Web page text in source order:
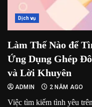
Dịch vụ
Làm Thế Nào để
Ứng Dụng Ghép
và Lời Khuyên
ADMIN 2 NĂM AGO
Việc tìm kiếm tình yêu